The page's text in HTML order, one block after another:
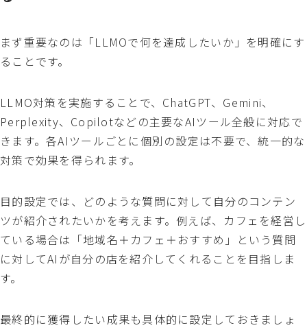
まず重要なのは「LLMOで何を達成したいか」を明確にす
ることです。
LLMO対策を実施することで、ChatGPT、Gemini、
Perplexity、Copilotなどの主要なAIツール全般に対応で
きます。各AIツールごとに個別の設定は不要で、統一的な
対策で効果を得られます。
目的設定では、どのような質問に対して自分のコンテン
ツが紹介されたいかを考えます。例えば、カフェを経営し
ている場合は「地域名＋カフェ＋おすすめ」という質問
に対してAIが自分の店を紹介してくれることを目指しま
す。
最終的に獲得したい成果も具体的に設定しておきましょ